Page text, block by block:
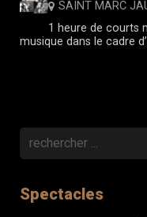
Contacts
SAINT MARC
1 heure de courts
musique dans le cadre
Spectacles